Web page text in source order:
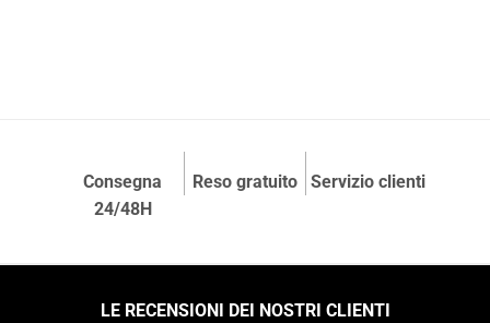
Consegna
24/48H
Reso gratuito Servizio clienti
LE RECENSIONI DEI NOSTRI CLIENTI